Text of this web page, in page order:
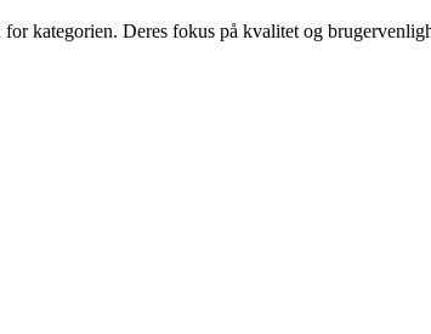
kategorien. Deres fokus på kvalitet og